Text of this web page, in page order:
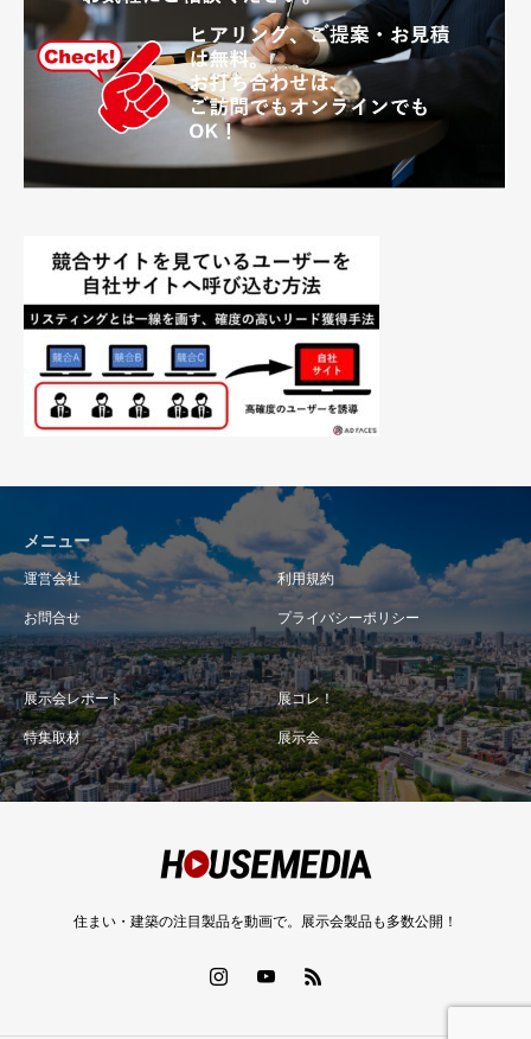
メニュー
運営会社 利用規約
お問合せ プライバシーポリシー
展示会レポート 展コレ！
特集取材 展示会
住まい・建築の注目製品を動画で。展示会製品も多数公開！